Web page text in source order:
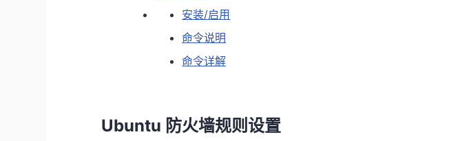
安装/启用
命令说明
命令详解
Ubuntu 防火墙规则设置